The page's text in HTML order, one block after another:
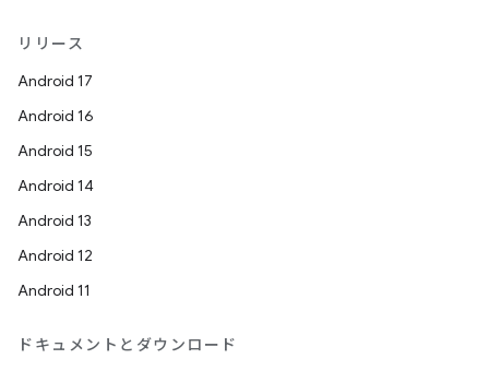
リリース
Android 17
Android 16
Android 15
Android 14
Android 13
Android 12
Android 11
ドキュメントとダウンロード